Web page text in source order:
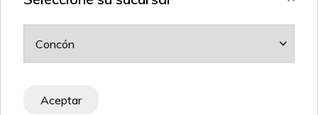
Aceptar